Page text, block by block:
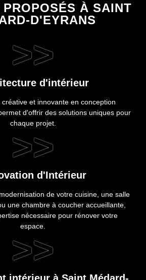
À SAINT
D'EYRANS
>>
d'intérieur
et innovante en conception
d'offrir des solutions uniques pour
chaque projet.
>>
d'Intérieur
de votre cuisine, une salle
une chambre à coucher accueillante,
nécessaire pour rénover votre
espace.
>>
intérieur à Saint Médard-